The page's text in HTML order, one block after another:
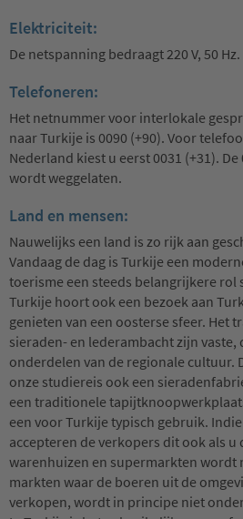
Elektriciteit:
De netspanning bedraagt 220 V, 50 Hz.
Telefoneren:
Het netnummer voor interlokale
naar Turkije is 0090 (+90). Voor
Nederland kiest u eerst 0031 (+31).
wordt weggelaten.
Land en mensen:
Nauwelijks een land is zo rijk aan
Vandaag de dag is Turkije een
toerisme een steeds belangrijkere rol
Turkije hoort ook een bezoek aan
genieten van een oosterse sfeer. Het
sieraden- en lederambacht zijn vaste,
onderdelen van de regionale cultuur.
onze studiereis ook een
een traditionele
een voor Turkije typisch gebruik.
accepteren de verkopers dit ook als u
warenhuizen en supermarkten wordt
markten waar de boeren uit de
verkopen, wordt in principe niet